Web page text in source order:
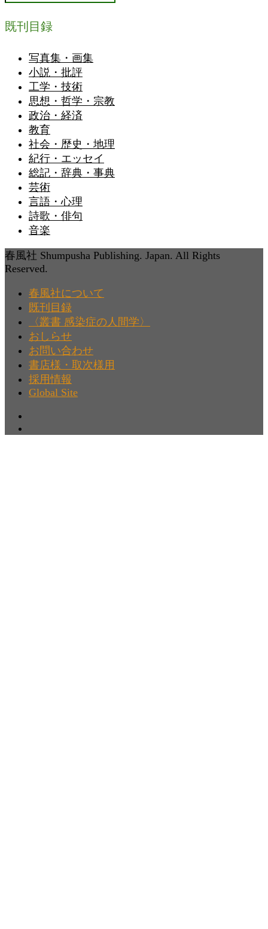
既刊目録
写真集・画集
小説・批評
工学・技術
思想・哲学・宗教
政治・経済
教育
社会・歴史・地理
紀行・エッセイ
総記・辞典・事典
芸術
言語・心理
詩歌・俳句
音楽
春風社 Shumpusha Publishing. Japan. All Rights
Reserved.
春風社について
既刊目録
〈叢書 感染症の人間学〉
おしらせ
お問い合わせ
書店様・取次様用
採用情報
Global Site